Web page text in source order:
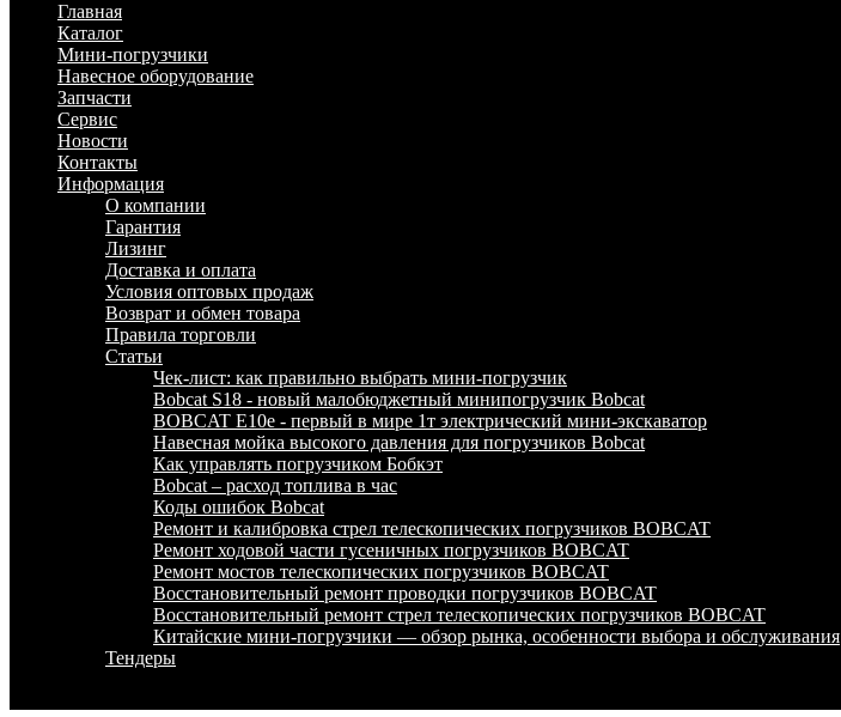
Главная
Каталог
Мини-погрузчики
Навесное оборудование
Запчасти
Сервис
Новости
Контакты
Информация
О компании
Гарантия
Лизинг
Доставка и оплата
Условия оптовых продаж
Возврат и обмен товара
Правила торговли
Статьи
Чек-лист: как правильно выбрать мини-погрузчик
Bobcat S18 - новый малобюджетный минипогрузчик Bobcat
BOBCAT E10e - первый в мире 1т электрический мини-экскаватор
Навесная мойка высокого давления для погрузчиков Bobcat
Как управлять погрузчиком Бобкэт
Bobcat – расход топлива в час
Коды ошибок Bobcat
Ремонт и калибровка стрел телескопических погрузчиков BOBCAT
Ремонт ходовой части гусеничных погрузчиков BOBCAT
Ремонт мостов телескопических погрузчиков BOBCAT
Восстановительный ремонт проводки погрузчиков BOBCAT
Восстановительный ремонт стрел телескопических погрузчиков BOBCAT
Китайские мини-погрузчики — обзор рынка, особенности выбора и обслуживания
Тендеры